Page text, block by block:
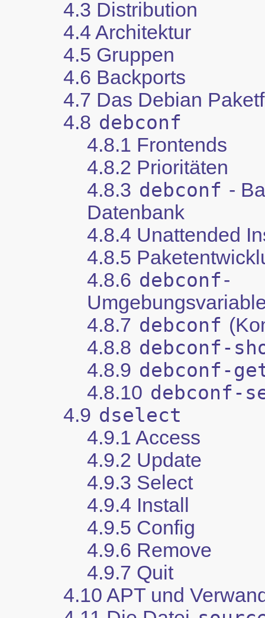
4.3 Distribution
4.4 Architektur
4.5 Gruppen
4.6 Backports
4.7 Das Debian
4.8 debconf
4.8.1 Frontends
4.8.2 Prioritäten
4.8.3 debconf -
Datenbank
4.8.4 Unattended
4.8.5
4.8.6 debconf-
4.8.7 debconf
4.8.8 debconf-
4.8.9 debconf-
4.8.10 debconf-
4.9 dselect
4.9.1 Access
4.9.2 Update
4.9.3 Select
4.9.4 Install
4.9.5 Config
4.9.6 Remove
4.9.7 Quit
4.10 APT und